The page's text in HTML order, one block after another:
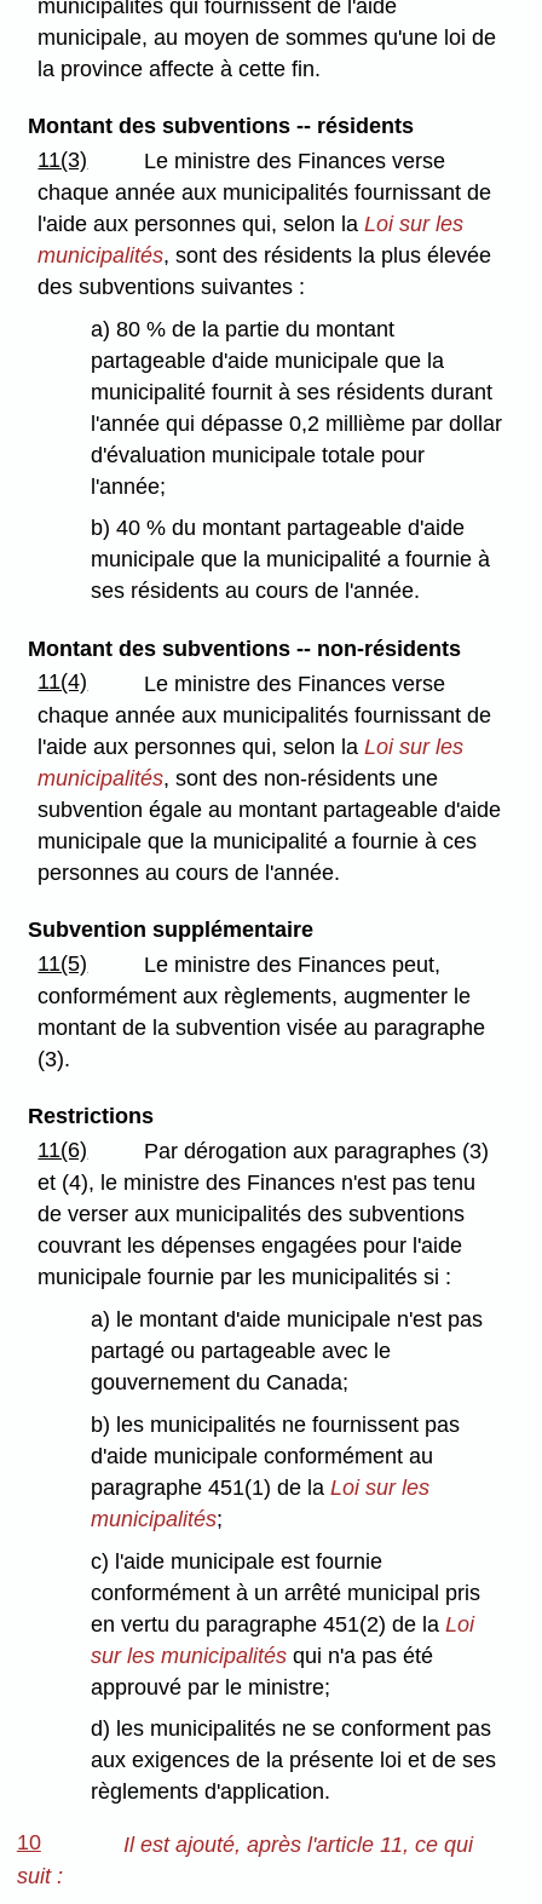
municipalités qui fournissent de l'aide
municipale, au moyen de sommes qu'une loi de
la province affecte à cette fin.
Montant des subventions -- résidents
11(3)
Le ministre des Finances verse
chaque année aux municipalités fournissant de
l'aide aux personnes qui, selon laLoi sur les
municipalités, sont des résidents la plus élevée
des subventions suivantes :
a) 80 % de la partie du montant
partageable d'aide municipale que la
municipalité fournit à ses résidents durant
l'année qui dépasse 0,2 millième par dollar
d'évaluation municipale totale pour
l'année;
b) 40 % du montant partageable d'aide
municipale que la municipalité a fournie à
ses résidents au cours de l'année.
Montant des subventions -- non-résidents
11(4)
Le ministre des Finances verse
chaque année aux municipalités fournissant de
l'aide aux personnes qui, selon laLoi sur les
municipalités, sont des non-résidents une
subvention égale au montant partageable d'aide
municipale que la municipalité a fournie à ces
personnes au cours de l'année.
Subvention supplémentaire
11(5)
Le ministre des Finances peut,
conformément aux règlements, augmenter le
montant de la subvention visée au paragraphe
(3).
Restrictions
11(6)
Par dérogation aux paragraphes (3)
et (4), le ministre des Finances n'est pas tenu
de verser aux municipalités des subventions
couvrant les dépenses engagées pour l'aide
municipale fournie par les municipalités si :
a) le montant d'aide municipale n'est pas
partagé ou partageable avec le
gouvernement du Canada;
b) les municipalités ne fournissent pas
d'aide municipale conformément au
paragraphe 451(1) de laLoi sur les
municipalités;
c) l'aide municipale est fournie
conformément à un arrêté municipal pris
en vertu du paragraphe 451(2) de laLoi
sur les municipalités qui n'a pas été
approuvé par le ministre;
d) les municipalités ne se conforment pas
aux exigences de la présente loi et de ses
règlements d'application.
10
Il est ajouté, après l'article 11, ce qui
suit :